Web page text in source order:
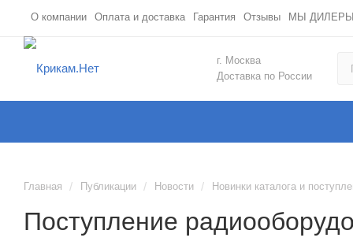
О компании Оплата и доставка Гарантия Отзывы МЫ ДИЛЕРЫ
г. Москва
Доставка по России
Главная / Публикации / Новости / Новинки каталога и
Поступление